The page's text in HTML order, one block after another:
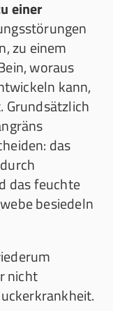
einer
zu einem
woraus
kann,
Grundsätzlich
das
das feuchte
besiedeln
nicht